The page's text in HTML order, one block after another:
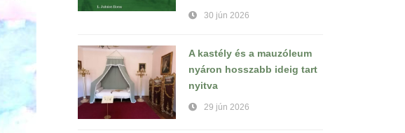
30 jún 2026
A kastély és a mauzóleum
nyáron hosszabb ideig tart
nyitva
29 jún 2026